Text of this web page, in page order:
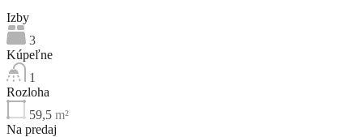
Izby
3
Kúpeľne
1
Rozloha
59,5 m²
Na predaj